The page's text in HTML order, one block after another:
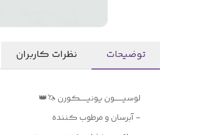
توضیحات نظرات کاربران
لوسیـــــــون یونیــــــکورن 🦄👑
- آبرسان و مرطوب کننده